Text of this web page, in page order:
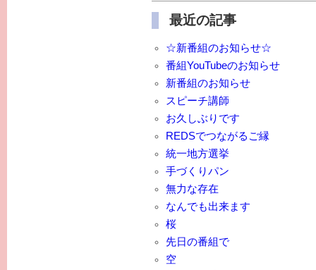
最近の記事
☆新番組のお知らせ☆
番組YouTubeのお知らせ
新番組のお知らせ
スピーチ講師
お久しぶりです
REDSでつながるご縁
統一地方選挙
手づくりパン
無力な存在
なんでも出来ます
桜
先日の番組で
空